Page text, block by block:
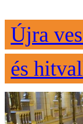
Újra
és